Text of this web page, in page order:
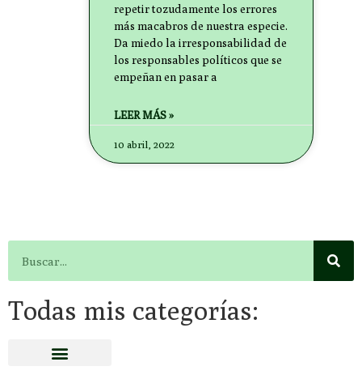
repetir tozudamente los errores
más macabros de nuestra especie.
Da miedo la irresponsabilidad de
los responsables políticos que se
empeñan en pasar a
LEER MÁS »
10 abril, 2022
Todas mis categorías: